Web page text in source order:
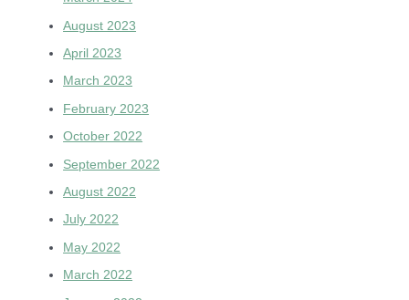
August 2023
April 2023
March 2023
February 2023
October 2022
September 2022
August 2022
July 2022
May 2022
March 2022